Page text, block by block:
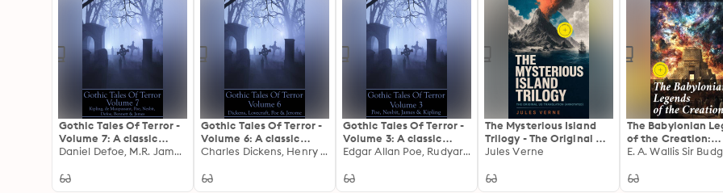
Gothic Tales Of Terror -
Volume 7: A classic
collection of Gothic
we have Kipling, de
Daniel Defoe, M.R. James, Arnold Bennett
Gothic Tales Of Terror -
Volume 6: A classic
collection of Gothic
we have Dickens,
Charles Dickens, Henry James, Edgar Allan Poe
Gothic Tales Of Terror -
Volume 3: A classic
collection of Gothic
we have Poe, Nesbit,
Edgar Allan Poe, Rudyard Kipling, M.R. James
The Mysterious Island
Trilogy - The Original US
Translation
Edition. Shipwrecked in
Jules Verne
The Babylonian
of the Creation:
Enriched edition.
Mesopotamian
E. A. Wallis Sir